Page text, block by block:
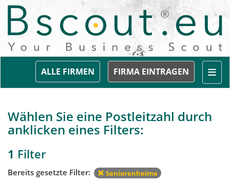
FIRMA EINTRAGEN
ALLE FIRMEN
Wählen Sie eine Postleitzahl durch
anklicken eines Filters:
1 Filter
Bereits gesetzte Filter: Seniorenheime